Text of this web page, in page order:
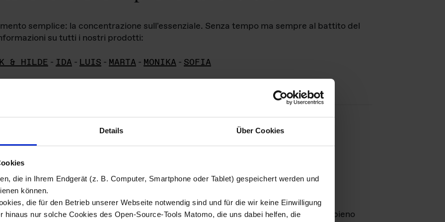
Details Über Cookies
die in Ihrem Endgerät (z. B. Computer, Smartphone oder Tablet) gespeichert werden und
können.
die für den Betrieb unserer Webseite notwendig sind und für die wir keine Einwilligung
hinaus nur solche Cookies des Open-Source-Tools Matomo, die uns dabei helfen, die
semplice: la concentrazione sull'essenziale. Senza tempo ma sempre al battito del
su tutti i nostri prodotti:
& HILDE - IDA - LUIS - MARTA - MONIKA - SOFIA
di immagini
materiale fotografico sono detenuti daDas ganze LebenGmbH e rimangono in pieno